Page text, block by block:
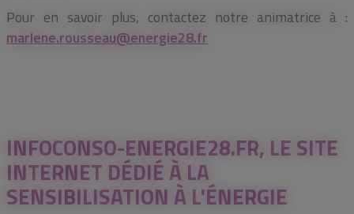
Pour en savoir plus, contactez notre animatrice à :
marlene.rousseau@energie28.fr
INFOCONSO-ENERGIE28.FR, LE SITE
INTERNET DÉDIÉ À LA
SENSIBILISATION À L'ÉNERGIE